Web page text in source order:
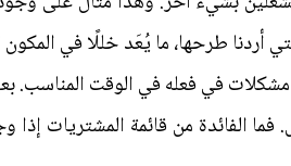
طرحها، ما يُعَد خللًا في المكون
في فعله في الوقت المناسب.
الفائدة من قائمة المشتريات